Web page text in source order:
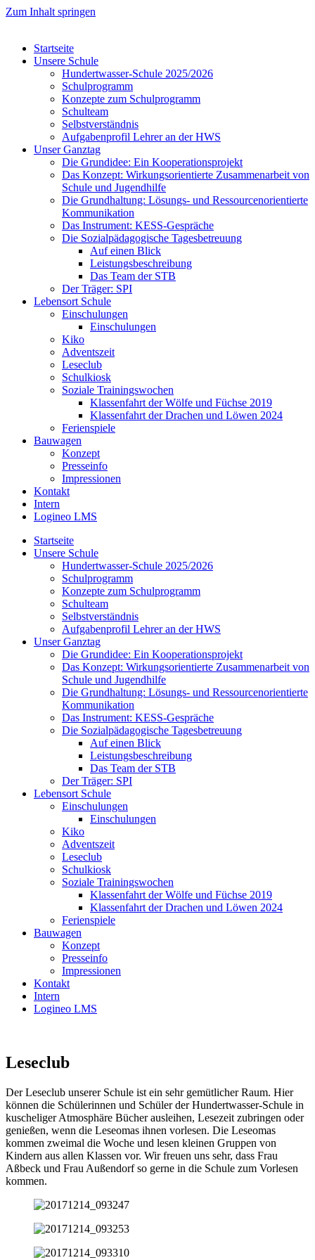
Zum Inhalt springen
Startseite
Unsere Schule
Hundertwasser-Schule 2025/2026
Schulprogramm
Konzepte zum Schulprogramm
Schulteam
Selbst­ver­ständ­nis
Aufgabenprofil Lehrer an der HWS
Unser Ganztag
Die Grundidee: Ein Kooperationsprojekt
Das Konzept: Wirkungsorientierte Zusammenarbeit von
Schule und Jugendhilfe
Die Grundhaltung: Lösungs- und Ressourcenorientierte
Kommunikation
Das Instrument: KESS-Gespräche
Die Sozialpädagogische Tagesbetreuung
Auf einen Blick
Leistungsbeschreibung
Das Team der STB
Der Träger: SPI
Lebensort Schule
Einschulungen
Einschulungen
Kiko
Adventszeit
Leseclub
Schulkiosk
Soziale Trainingswochen
Klassenfahrt der Wölfe und Füchse 2019
Klassenfahrt der Drachen und Löwen 2024
Ferienspiele
Bauwagen
Konzept
Presseinfo
Impressionen
Kontakt
Intern
Logineo LMS
Startseite
Unsere Schule
Hundertwasser-Schule 2025/2026
Schulprogramm
Konzepte zum Schulprogramm
Schulteam
Selbst­ver­ständ­nis
Aufgabenprofil Lehrer an der HWS
Unser Ganztag
Die Grundidee: Ein Kooperationsprojekt
Das Konzept: Wirkungsorientierte Zusammenarbeit von
Schule und Jugendhilfe
Die Grundhaltung: Lösungs- und Ressourcenorientierte
Kommunikation
Das Instrument: KESS-Gespräche
Die Sozialpädagogische Tagesbetreuung
Auf einen Blick
Leistungsbeschreibung
Das Team der STB
Der Träger: SPI
Lebensort Schule
Einschulungen
Einschulungen
Kiko
Adventszeit
Leseclub
Schulkiosk
Soziale Trainingswochen
Klassenfahrt der Wölfe und Füchse 2019
Klassenfahrt der Drachen und Löwen 2024
Ferienspiele
Bauwagen
Konzept
Presseinfo
Impressionen
Kontakt
Intern
Logineo LMS
Leseclub
Der Leseclub unserer Schule ist ein sehr gemütlicher Raum. Hier
können die Schülerinnen und Schüler der Hundertwasser-Schule in
kuscheliger Atmosphäre Bücher ausleihen, Lesezeit zubringen oder
genießen, wenn die Leseomas ihnen vorlesen. Die Leseomas
kommen zweimal die Woche und lesen kleinen Gruppen von
Kindern aus allen Klassen vor. Wir freuen uns sehr, dass Frau
Aßbeck und Frau Außendorf so gerne in die Schule zum Vorlesen
kommen.